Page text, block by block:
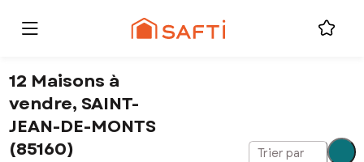
12 Maisons à
vendre, SAINT-
JEAN-DE-MONTS
(85160)
Trier par